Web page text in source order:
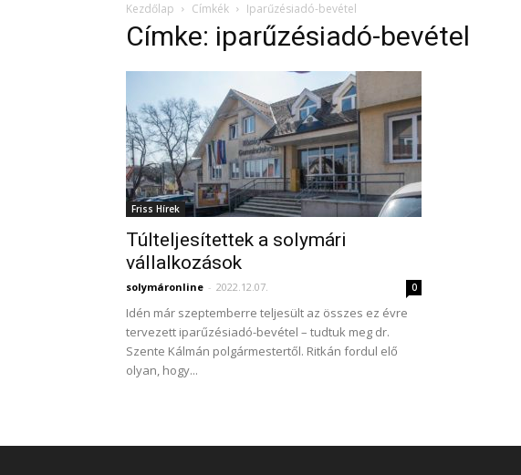
Kezdőlap Címkék Iparűzésiadó-bevétel
Címke: iparűzésiadó-bevétel
Friss Hírek
Túlteljesítettek a solymári
vállalkozások
solymáronline - 2022.12.07. 0
Idén már szeptemberre teljesült az összes ez évre
tervezett iparűzésiadó-bevétel – tudtuk meg dr.
Szente Kálmán polgármestertől. Ritkán fordul elő
olyan, hogy...